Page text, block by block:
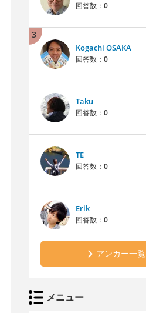
回答数： 0
3
Kogachi OSAKA
回答数： 0
Taku
回答数： 0
TE
回答数： 0
Erik
回答数： 0
アンカー一覧
メニュー